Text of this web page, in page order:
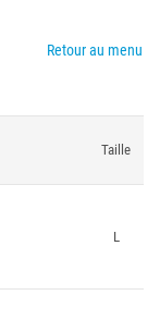
Retour au menu
Taille
L